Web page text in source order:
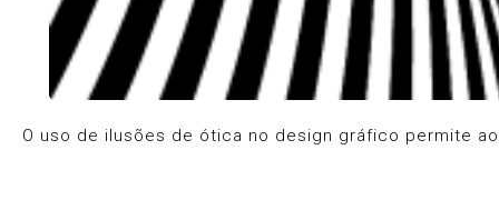
O uso de ilusões de ótica no design gráfico permite